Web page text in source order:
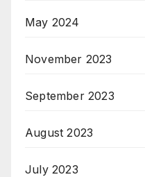
May 2024
November 2023
September 2023
August 2023
July 2023